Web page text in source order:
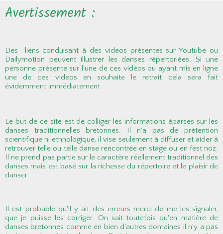
Avertissement :
Des liens conduisant à des videos présentes sur Youtube ou
Dailymotion peuvent illustrer les danses répertoriées. Si une
personne présente sur l'une de ces vidéos ou ayant mis en ligne
une de ces videos en souhaite le retrait cela sera fait
évidemment immédiatement
Le but de ce site est de colliger les informations éparses sur les
danses traditionnelles bretonnes. Il n'a pas de prétention
scientifique ni ethnologique, il vise seulement à diffuser et aider à
retrouver telle ou telle danse rencontrée en stage ou en fest noz.
Il ne prend pas partie sur le caractère réellement traditionnel des
danses mais est basé sur la richesse du répertoire et le plaisir de
danser
Il est probable qu'il y ait des erreurs merci de me les signaler,
que je puisse les corriger. On sait toutefois qu'en matière de
danses bretonnes comme en bien d'autres domaines il n'y a pas